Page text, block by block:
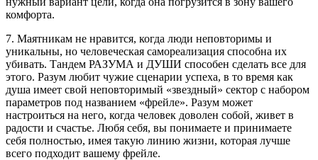
комфорта.
7. Маятникам не нравится, когда люди неповторимы и
уникальны, но человеческая самореализация способна их
убивать. Тандем РАЗУМА и ДУШИ способен сделать все для
этого. Разум любит чужие сценарии успеха, в то время как
душа имеет свой неповторимый «звездный» сектор с набором
параметров под названием «фрейле». Разум может
настроиться на него, когда человек доволен собой, живет в
радости и счастье. Любя себя, вы понимаете и принимаете
себя полностью, имея такую линию жизни, которая лучше
всего подходит вашему фрейле.